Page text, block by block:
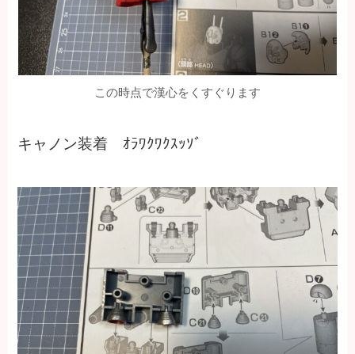
この時点で漢心をくすぐります
キャノン装着 ｵﾗﾜｸﾜｸｽｯｿﾞ